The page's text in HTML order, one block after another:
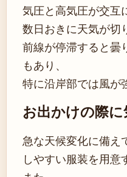
気圧と高気圧が交互
数日おきに天気が切
前線が停滞すると曇
もあり、
特に沿岸部では風が
お出かけの際
急な天候変化に備え
しやすい服装を用意